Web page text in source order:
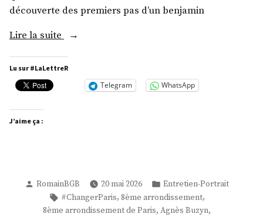
découverte des premiers pas d’un benjamin
Lire la suite « M.
Leclerc »
Lu sur #LaLettreR
Telegram WhatsApp
J’aime ça :
Publié
RomainBGB 20 mai 2026
Publié
dans
Entretien-Portrait
Étiquettes :
#ChangerParis, 8ème arrondissement,
8ème arrondissement de Paris, Agnès Buzyn,